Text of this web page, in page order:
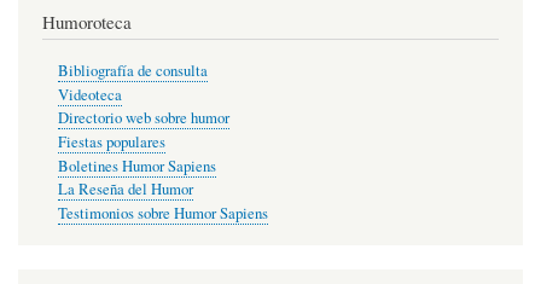
Humoroteca
Bibliografía de consulta
Videoteca
Directorio web sobre humor
Fiestas populares
Boletines Humor Sapiens
La Reseña del Humor
Testimonios sobre Humor Sapiens